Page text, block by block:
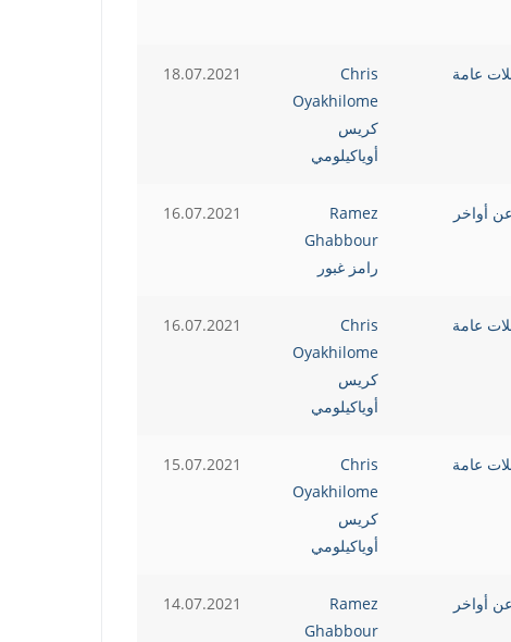
Chris
Oyakhilome
كريس
أوياكيلومي
18.07.2021
عن أواخر
Ramez
Ghabbour
رامز غبور
16.07.2021
Chris
Oyakhilome
كريس
أوياكيلومي
16.07.2021
Chris
Oyakhilome
كريس
أوياكيلومي
15.07.2021
عن أواخر
Ramez
Ghabbour
14.07.2021